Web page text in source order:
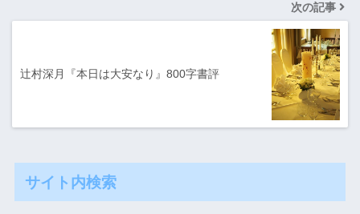
次の記事
辻村深月『本日は大安なり』800字書評
サイト内検索